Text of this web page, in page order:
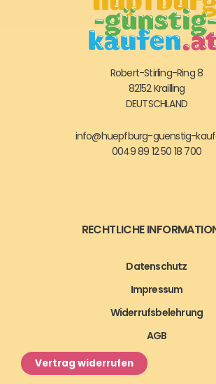
Robert-Stirling-Ring 8
82152 Krailling
DEUTSCHLAND
info@huepfburg-guenstig-
0049 89 12 50 18 700
RECHTLICHE
Datenschutz
Impressum
Widerrufsbelehrung
AGB
Vertrag widerrufen